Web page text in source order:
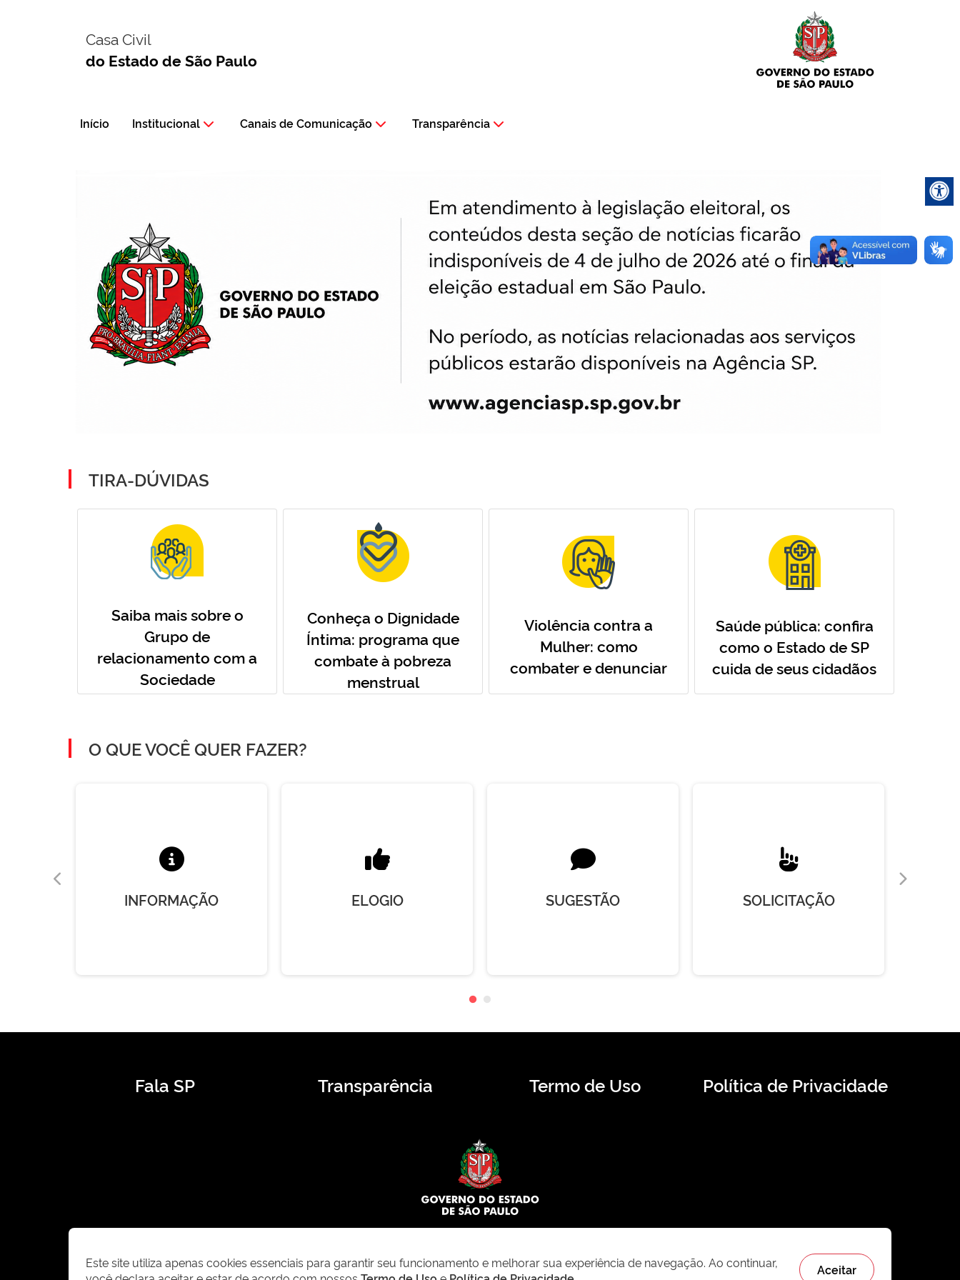
Casa Civil
do Estado de São Paulo
Início Institucional Canais de Comunicação Transparência
TIRA-DÚVIDAS
Saiba mais sobre o
Grupo de
relacionamento com a
Sociedade
Conheça o Dignidade
Íntima: programa que
combate à pobreza
menstrual
Violência contra a
Mulher: como
combater e denunciar
Saúde pública: confira
como o Estado de SP
cuida de seus cidadãos
O QUE VOCÊ QUER FAZER?
INFORMAÇÃO ELOGIO SUGESTÃO SOLICITAÇÃO
Fala SP Transparência Termo de Uso Política de Privacidade
© 2026 CMS.SP.GOV.BR. Todos os direitos reservados.
Este site utiliza apenas cookies essenciais para garantir seu funcionamento e melhorar sua experiência de navegação. Ao continuar,
Aceitar